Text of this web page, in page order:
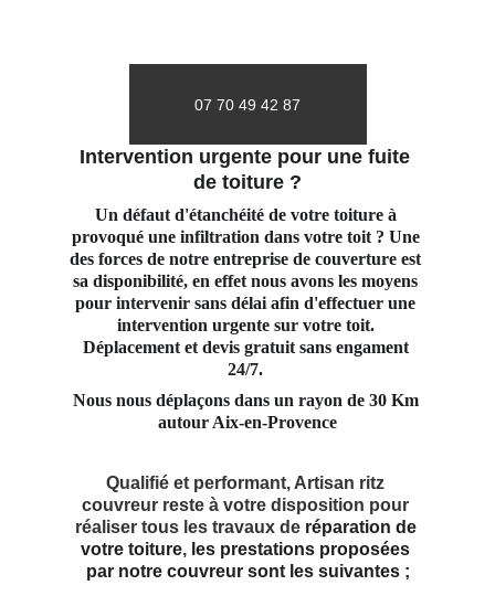
Intervention urgente pour une fuite
de toiture ?
Un défaut d'étanchéité de votre toiture à
provoqué une infiltration dans votre toit ? Une
des forces de notre entreprise de couverture est
sa disponibilité, en effet nous avons les moyens
pour intervenir sans délai afin d'effectuer une
intervention urgente sur votre toit.
Déplacement et devis gratuit sans engament
24/7.
Nous nous déplaçons dans un rayon de 30 Km
autour Aix-en-Provence
07 70 49 42 87
Qualifié et performant, Artisan ritz
couvreur reste à votre disposition pour
réaliser tous les travaux de réparation de
votre toiture, les prestations proposées
par notre couvreur sont les suivantes ;